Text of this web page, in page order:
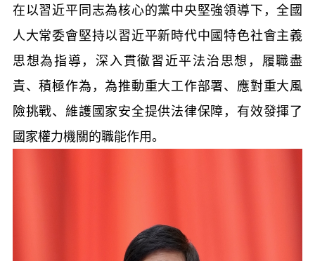
在以習近平同志為核心的黨中央堅強領導下，全國
人大常委會堅持以習近平新時代中國特色社會主義
思想為指導，深入貫徹習近平法治思想，履職盡
責、積極作為，為推動重大工作部署、應對重大風
險挑戰、維護國家安全提供法律保障，有效發揮了
國家權力機關的職能作用。